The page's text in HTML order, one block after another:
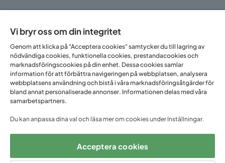
Om Trademax
Vi finns i flera länder
Följ oss på:
Vi bryr oss om din integritet
Genom att klicka på "Acceptera cookies" samtycker du till lagring av
nödvändiga cookies, funktionella cookies, prestandacookies och
marknadsföringscookies på din enhet. Dessa cookies samlar
information för att förbättra navigeringen på webbplatsen, analysera
webbplatsens användning och bistå i våra marknadsföringsåtgärder för
bland annat personaliserade annonser. Informationen delas med våra
samarbetspartners.
Du kan anpassa dina val och läsa mer om cookies under Inställningar.
Acceptera cookies